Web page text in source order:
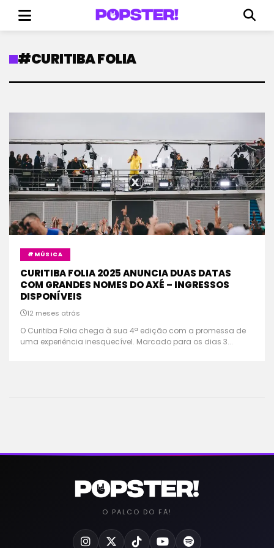
#CURITIBA FOLIA
#MÚSICA
CURITIBA FOLIA 2025 ANUNCIA DUAS DATAS
COM GRANDES NOMES DO AXÉ – INGRESSOS
DISPONÍVEIS
12 meses atrás
O Curitiba Folia chega à sua 4ª edição com a promessa de
uma experiência inesquecível. Marcado para os dias 3...
O PALCO DO FÃ!